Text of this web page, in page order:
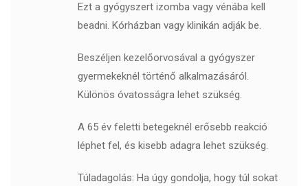
Ezt a gyógyszert izomba vagy vénába kell
beadni. Kórházban vagy klinikán adják be.
Beszéljen kezelőorvosával a gyógyszer
gyermekeknél történő alkalmazásáról.
Különös óvatosságra lehet szükség.
A 65 év feletti betegeknél erősebb reakció
léphet fel, és kisebb adagra lehet szükség.
Túladagolás: Ha úgy gondolja, hogy túl sokat